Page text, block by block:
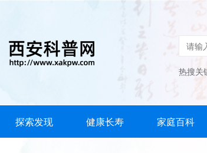
热搜关
探索发现 健康长寿 家庭百科